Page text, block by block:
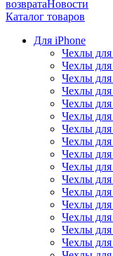
возвратаНовости
Каталог товаров
Для iPhone
Чехлы для
Чехлы
Чехлы
Чехлы для
Чехлы для
Чехлы
Чехлы для
Чехлы
Чехлы
Чехлы для
Чехлы для
Чехлы
Чехлы
Чехлы для
Чехлы для
Чехлы